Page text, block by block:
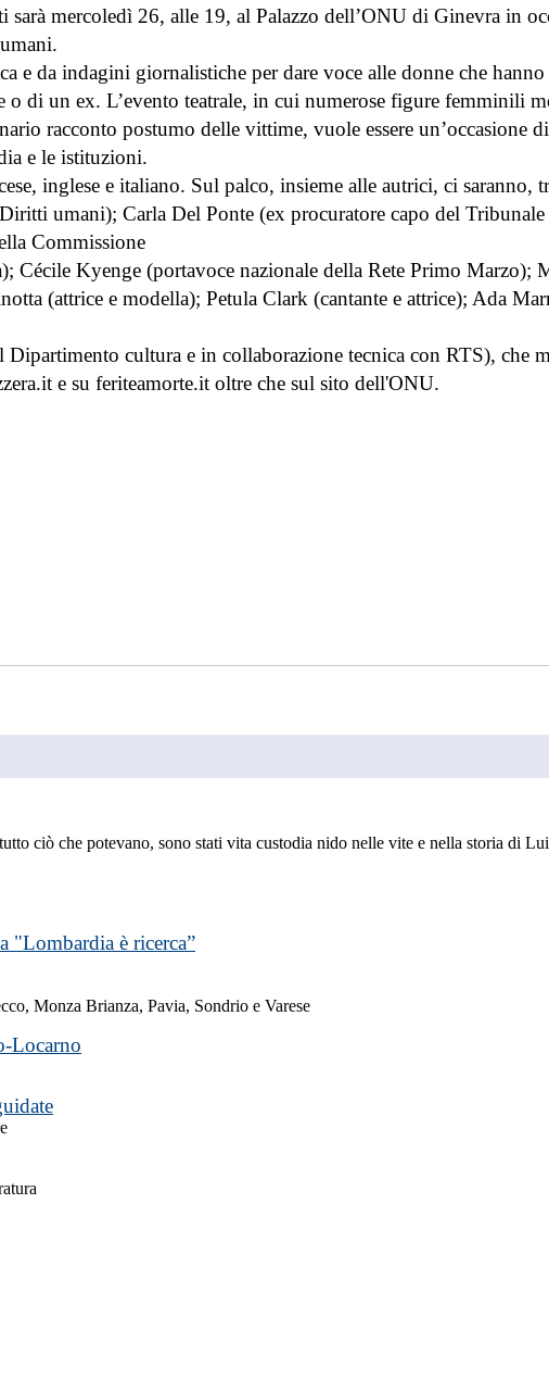
mercoledì 26, alle 19, al Palazzo dell’ONU di Ginevra in
e da indagini giornalistiche per dare voce alle donne che
di un ex. L’evento teatrale, in cui numerose figure femminili
racconto postumo delle vittime, vuole essere un’occasione
e le istituzioni.
inglese e italiano. Sul palco, insieme alle autrici, ci saranno,
umani); Carla Del Ponte (ex procuratore capo del Tribunale
Commissione
Cécile Kyenge (portavoce nazionale della Rete Primo Marzo);
(attrice e modella); Petula Clark (cantante e attrice); Ada
Dipartimento cultura e in collaborazione tecnica con RTS), che
e su feriteamorte.it oltre che sul sito dell'ONU.
ciò che potevano, sono stati vita custodia nido nelle vite e nella storia di
"Lombardia è ricerca”
Monza Brianza, Pavia, Sondrio e Varese
Locarno